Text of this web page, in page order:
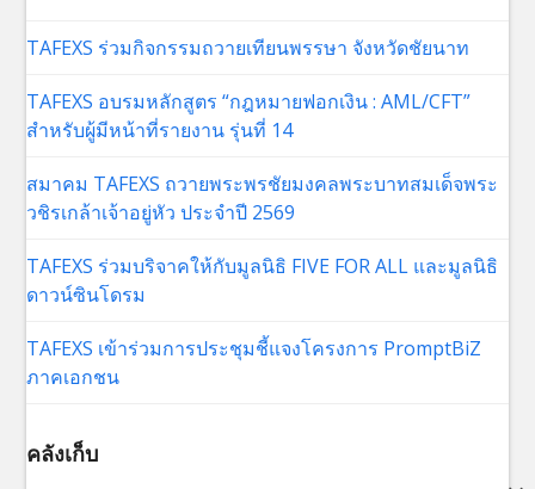
TAFEXS ร่วมกิจกรรมถวายเทียนพรรษา จังหวัดชัยนาท
TAFEXS อบรมหลักสูตร “กฎหมายฟอกเงิน : AML/CFT”
สำหรับผู้มีหน้าที่รายงาน รุ่นที่ 14
สมาคม TAFEXS ถวายพระพรชัยมงคลพระบาทสมเด็จพระ
วชิรเกล้าเจ้าอยู่หัว ประจำปี 2569
TAFEXS ร่วมบริจาคให้กับมูลนิธิ FIVE FOR ALL และมูลนิธิ
ดาวน์ซินโดรม
TAFEXS เข้าร่วมการประชุมชี้แจงโครงการ PromptBiZ
ภาคเอกชน
คลังเก็บ